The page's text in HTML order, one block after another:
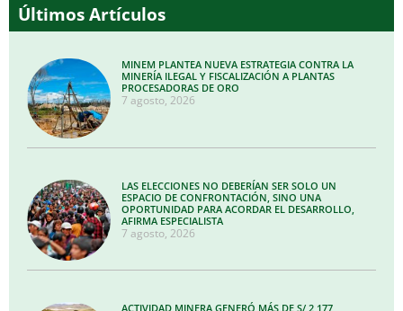
Últimos Artículos
MINEM PLANTEA NUEVA ESTRATEGIA CONTRA LA
MINERÍA ILEGAL Y FISCALIZACIÓN A PLANTAS
PROCESADORAS DE ORO
7 agosto, 2026
LAS ELECCIONES NO DEBERÍAN SER SOLO UN
ESPACIO DE CONFRONTACIÓN, SINO UNA
OPORTUNIDAD PARA ACORDAR EL DESARROLLO,
AFIRMA ESPECIALISTA
7 agosto, 2026
ACTIVIDAD MINERA GENERÓ MÁS DE S/ 2,177